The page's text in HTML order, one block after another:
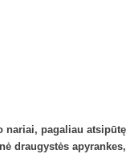
pagaliau
draugystės